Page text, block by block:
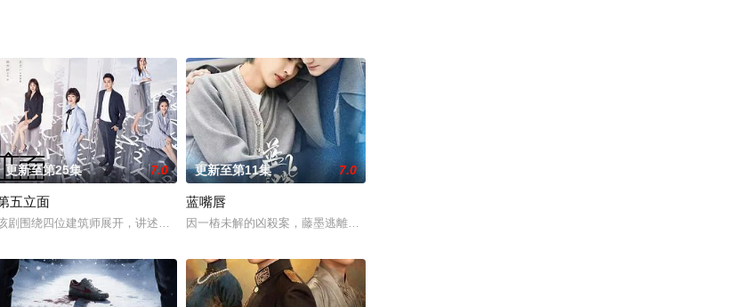
演习流于形式，假传指令要求真打实抗，虽引发哗然，却获赏识调任396旅一营
，实业报国的故事。甲午战争后，国家蒙羞，张謇虽高中状元，却渴望寻求强国之路。他毅然弃政从商，殚精竭虑，创办了
更新至第25集 7.0
五立面
剧围绕四位建筑师展开，讲述了他们在中意合作项目中面对专业挑战与境外竞争，通过创新实践实现本土设计理念突破的故事。
更新至第11集 7.0
蓝嘴唇
因一樁未解的凶殺案，藤墨逃離了精英律師生涯，開了成人用品商店，過著荒唐空洞的生活。畫著藍色唇膏的